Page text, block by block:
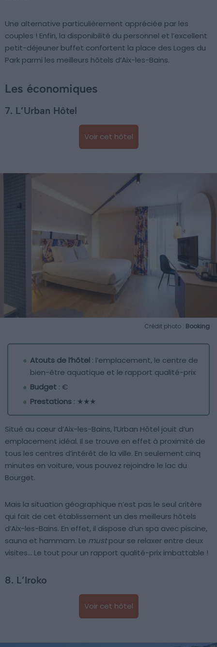
Une alternative particulièrement appréciée par les
couples ! Enfin, la disponibilité du personnel et l’excellent
petit-déjeuner buffet confortent la place des Loges du
Park parmi les meilleurs hôtels d’Aix-les-Bains.
Les économiques
7. L’Urban Hôtel
Voir cet hôtel
Crédit photo : Booking
Atouts de l’hôtel : l’emplacement, le centre de
bien-être aquatique et le rapport qualité-prix
Budget : €
Prestations : ★★★
Situé au cœur d’Aix-les-Bains, l’Urban Hôtel jouit d’un
emplacement idéal. Il se trouve en effet à proximité de
tous les centres d’intérêt de la ville. En seulement cinq
minutes en voiture, vous pouvez rejoindre le lac du
Bourget.
Mais la situation géographique n’est pas le seul critère
qui fait de cet établissement un des meilleurs hôtels
d’Aix-les-Bains. En effet, il dispose d’un spa avec piscine,
sauna et hammam. Le mustpour se relaxer entre deux
visites… Le tout pour un rapport qualité-prix imbattable !
8. L’Iroko
Voir cet hôtel